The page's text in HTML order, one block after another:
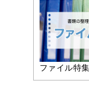
ファイル特集